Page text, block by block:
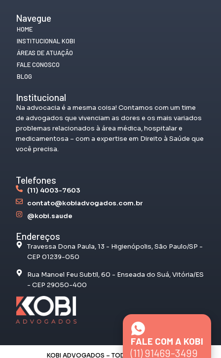
Navegue
HOME
INSTITUCIONAL KOBI
ÁREAS DE ATUAÇÃO
FALE CONOSCO
BLOG
Institucional
Na advocacia é a mesma coisa! Contamos com um time
de advogados que vivenciam as dores e os mais variados
problemas relacionados à área médica, hospitalar e
medicamentosa – com a expertise em Direito à Saúde que
você precisa.
Telefones
(11) 4003-7603
contato@kobiadvogados.com.br
@kobi.saude
Endereços
Travessa Dona Paula, 13 - Higienópolis, São Paulo/SP -
CEP 01239-050
Rua Manoel Feu Subtil, 60 - Enseada do Suá, Vitória/ES
- CEP 29050-400
FALE COM A KOBI
(11) 91469-3499
KOBI ADVOGADOS – TODOS OS DIREITOS